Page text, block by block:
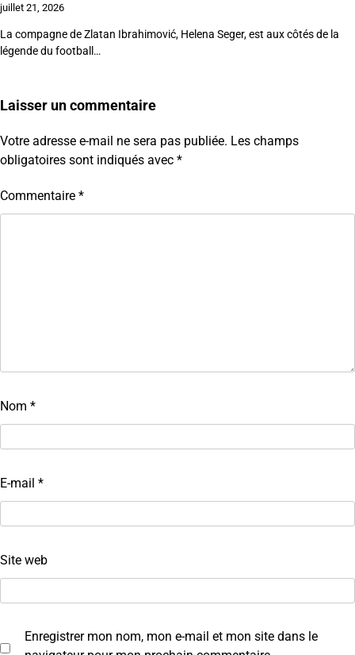
juillet 21, 2026
La compagne de Zlatan Ibrahimović, Helena Seger, est aux côtés de la
légende du football…
Laisser un commentaire
Votre adresse e-mail ne sera pas publiée. Les champs
obligatoires sont indiqués avec *
Commentaire *
Nom *
E-mail *
Site web
Enregistrer mon nom, mon e-mail et mon site dans le